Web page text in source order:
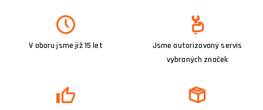
V oboru jsme již 15 let
Jsme autorizovaný servis
vybraných značek